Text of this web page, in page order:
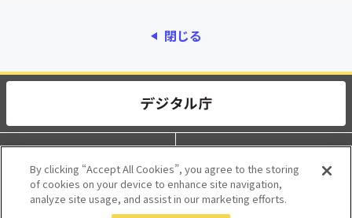
閉じる
動作環境 個人情報保護
利用規約 アクセシビリティ
By clicking “Accept All Cookies”, you agree to the storing
of cookies on your device to enhance site navigation,
analyze site usage, and assist in our marketing efforts.